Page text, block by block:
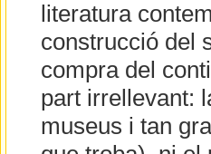
literatura
construcció del
compra del
part irrellevant:
museus i tan